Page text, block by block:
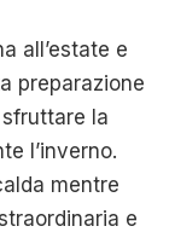
all’estate e
preparazione
la
l’inverno.
mentre
e